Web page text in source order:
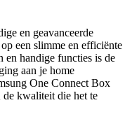
en geavanceerde
een slimme en efficiënte
en handige functies is de
aan je home
One Connect Box
de kwaliteit die het te